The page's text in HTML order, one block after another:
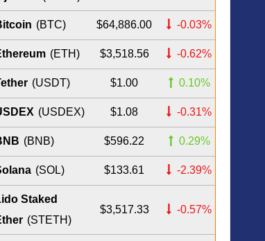
(BTC) $64,886.00 -0.03%
(ETH) $3,518.56 -0.62%
(USDT) $1.00 0.10%
(USDEX) $1.08 -0.31%
(BNB) $596.22 0.29%
(SOL) $133.61 -2.39%
Staked
(STETH)
$3,517.33 -0.57%